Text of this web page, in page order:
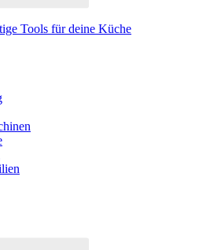
Tools für deine Küche